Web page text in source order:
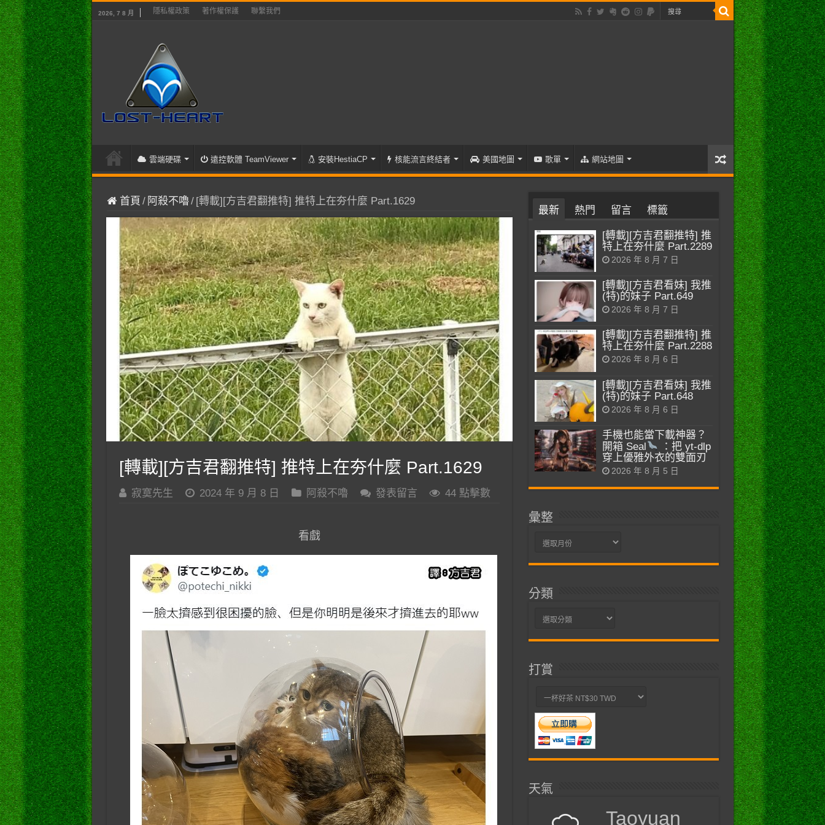
2026, 7 8 月 隱私權政策 著作權保護 聯繫我們
雲端硬碟 遠控軟體 TeamViewer 安裝HestiaCP 核能流言終結者 美國地圖 歌單 網站地圖
首頁 / 阿殺不嚕/ [轉載][方吉君翻推特] 推特上在夯什麼 Part.1629
[轉載][方吉君翻推特] 推特上在夯什麼 Part.1629
寂寞先生 2024 年 9 月 8 日 阿殺不嚕 發表留言 44 點擊數
看戲
最新 熱門 留言 標籤
[轉載][方吉君翻推特] 推
特上在夯什麼 Part.2289
2026 年 8 月 7 日
[轉載][方吉君看妹] 我推
(特)的妹子 Part.649
2026 年 8 月 7 日
[轉載][方吉君翻推特] 推
特上在夯什麼 Part.2288
2026 年 8 月 6 日
[轉載][方吉君看妹] 我推
(特)的妹子 Part.648
2026 年 8 月 6 日
手機也能當下載神器？
開箱 Seal
：把 yt-dlp
穿上優雅外衣的雙面刃
2026 年 8 月 5 日
彙整
彙
分類
分
打賞
天氣
Taoyuan